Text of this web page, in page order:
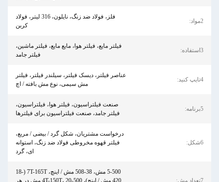
2مواد:
فلز، فولاد ضد زنگ، نایلون، 316 لیتر، فولاد
کربن
3استفاده:
فیلتر مایع، فیلتر هوا، مایع مایع، فیلتر ماشین،
فیلتر جامد
4تایپ کنید:
عناصر فیلتر، دیسک فیلتر، سیلندر فیلتر، فیلتر
مش سیمی، نوع مش بافته / اچ
5برنامه:
صنعت فیلتراسیون، فیلتر هوا، فیلتراسیون،
فیلتر جامد، صنعت فیلتراسیون برای فیلترها
6شکل:
درخواست مشتریان، شکل گرد / بیضی / مربع،
فیلتر قهوه مخروطی فولاد ضد زنگ، استوانه
ای، گرد
7تعداد مش:
5-500 مش، 38-508 مش / اینچ، 7T-165T (18-
420 مش / اینچ)، 4T-150T، 20-500 مش در هر